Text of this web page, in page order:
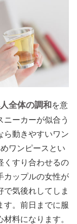
全体の調和を意
ーカーが似合う
ら動きやすいワン
ワンピースとい
くすり合わせるの
カップルの女性が
で気後れしてしま
す。前日までに服
料になります。